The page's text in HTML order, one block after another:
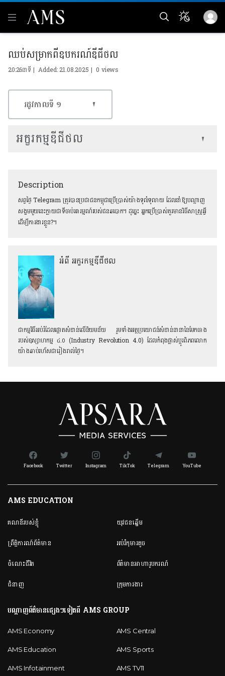
ឈប់សម្រាកពីឧបករណ៍ឌីជីថល
20:26នាទី | Added: 21.08.2025 |0 views
Description
សព្វថ្ងៃ Telegram ត្រូវបានប្រជាជនកម្ពុជាប្រើប្រាស់យ៉ាងទូលំទូលាយ ដែលនាំឱ្យបណ្ដាញ
សង្គមមួយនេះក្លាយជាទីចាប់អារម្មណ៍របស់ជនឆបោក។ ដូច្នេះ អ្នកប្រើប្រាស់គួរមានវិធីសាស្ត្រអ្វី
ដើម្បីការងារខ្លួន?។
អំពី អក្ខរកម្មឌីជីថល
ជាកម្មវិធីអប់រំដែលផ្តោតសំខាន់លើនិយមន័យ រួមទាំងអត្ថប្រយោជន៍សំខាន់នានានៃមែកធាង
របស់ឧស្សាហកម្ម ៤.០ (Industry Revolution 4.0) ដែលកំពុងផ្លាស់ប្តូរពិភពលោក
យ៉ាងឆាប់រហ័សជារៀងរាល់ថ្ងៃ។
រដូវកាលទី​ ១
អក្ខរកម្មឌីជីថល
Facebook Twitter Instagram TikTok Telegram YouTube
AMS EDUCATION
គណនី​របស់ខ្ញុំ
ព្រឹត្តិការណ៍ព័ត៌មាន
ចំណេះជីវិត
ជំនាញ
យុវជនឆ្នើម
អប់រំកុមារតូច
ព័ត៌មានអាហារូបករណ៍
ក្រុមការងារ
បណ្តាញព័ត៌មានផ្សេងៗទៀតពី AMS GROUP
AMS Economy
AMS Education
AMS Infotainment
AMS Central
AMS Sports
AMS TV11